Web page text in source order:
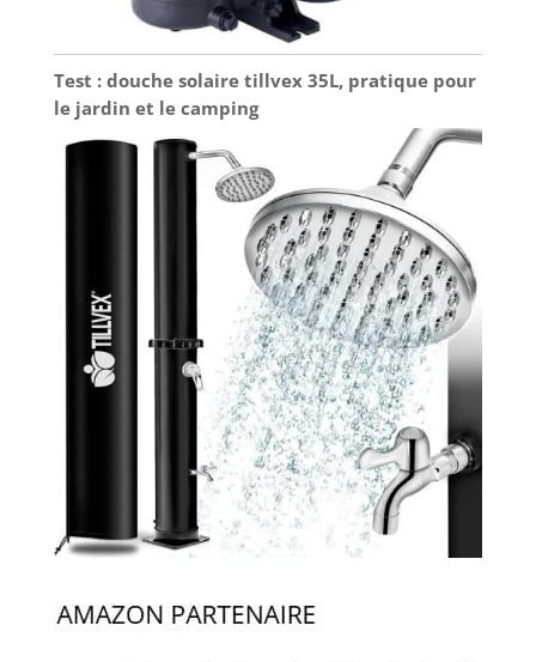
Test : douche solaire tillvex 35L, pratique pour
le jardin et le camping